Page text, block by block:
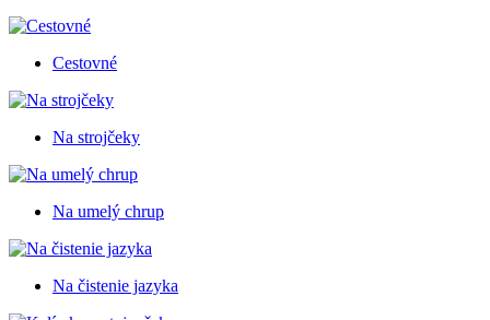
Cestovné
Na strojčeky
Na umelý chrup
Na čistenie jazyka